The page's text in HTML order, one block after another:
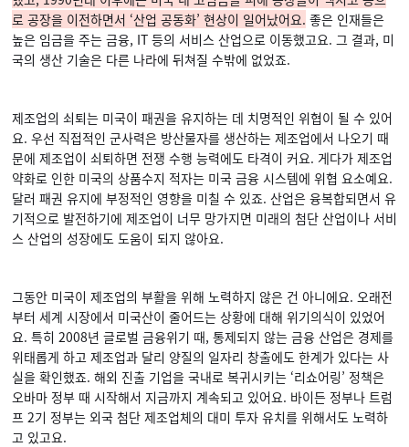
로 공장을 이전하면서 ‘산업 공동화’ 현상이 일어났어요. 좋은 인재들은
높은 임금을 주는 금융, IT 등의 서비스 산업으로 이동했고요. 그 결과, 미
국의 생산 기술은 다른 나라에 뒤쳐질 수밖에 없었죠.
제조업의 쇠퇴는 미국이 패권을 유지하는 데 치명적인 위협이 될 수 있어
요. 우선 직접적인 군사력은 방산물자를 생산하는 제조업에서 나오기 때
문에 제조업이 쇠퇴하면 전쟁 수행 능력에도 타격이 커요. 게다가 제조업
약화로 인한 미국의 상품수지 적자는 미국 금융 시스템에 위협 요소예요.
달러 패권 유지에 부정적인 영향을 미칠 수 있죠. 산업은 융복합되면서 유
기적으로 발전하기에 제조업이 너무 망가지면 미래의 첨단 산업이나 서비
스 산업의 성장에도 도움이 되지 않아요.
그동안 미국이 제조업의 부활을 위해 노력하지 않은 건 아니에요. 오래전
부터 세계 시장에서 미국산이 줄어드는 상황에 대해 위기의식이 있었어
요. 특히 2008년 글로벌 금융위기 때, 통제되지 않는 금융 산업은 경제를
위태롭게 하고 제조업과 달리 양질의 일자리 창출에도 한계가 있다는 사
실을 확인했죠. 해외 진출 기업을 국내로 복귀시키는 ‘리쇼어링’ 정책은
오바마 정부 때 시작해서 지금까지 계속되고 있어요. 바이든 정부나 트럼
프 2기 정부는 외국 첨단 제조업체의 대미 투자 유치를 위해서도 노력하
고 있고요.